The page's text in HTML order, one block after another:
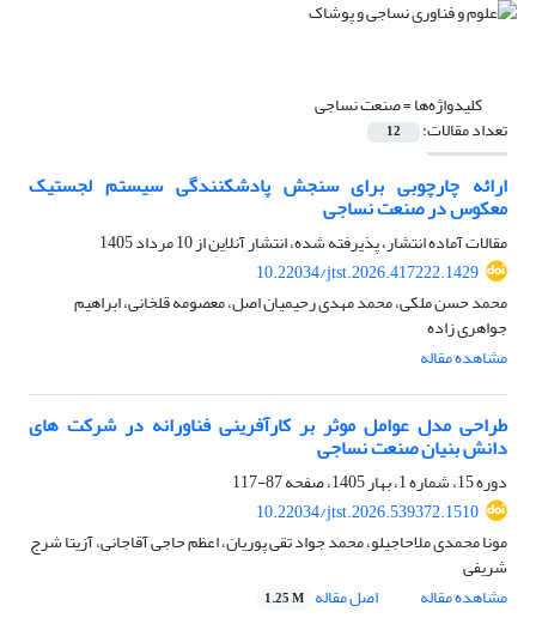
کلیدواژه‌ها =صنعت نساجی
تعداد مقالات: 12
ارائه چارچوبی برای سنجش پادشکنندگی سیستم لجستیک
معکوس در صنعت نساجی
مقالات آماده انتشار، پذیرفته شده، انتشار آنلاین از10 مرداد 1405
10.22034/jtst.2026.417222.1429
محمد حسن ملکی، محمد مهدی رحیمیان اصل، معصومه قلخانی، ابراهیم
جواهری زاده
مشاهده مقاله
طراحی مدل عوامل موثر بر کارآفرینی فناورانه در شرکت های
دانش بنیان صنعت نساجی
دوره 15، شماره 1، بهار 1405، صفحه
87-117
10.22034/jtst.2026.539372.1510
مونا محمدی ملاحاجیلو، محمد جواد تقی پوریان، اعظم حاجی آقاجانی، آزیتا شرج
شریفی
مشاهده مقاله
اصل مقاله 1.25 M